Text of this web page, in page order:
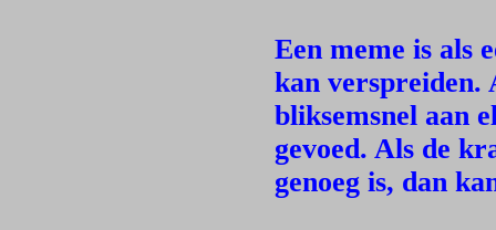
Een meme is als
kan verspreiden.
bliksemsnel aan
gevoed. Als de
genoeg is, dan